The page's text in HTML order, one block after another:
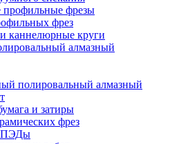
фрезы
фрез
каннелюрные круги
алмазный
полировальный алмазный
и затиры
фрез
ПЭДы